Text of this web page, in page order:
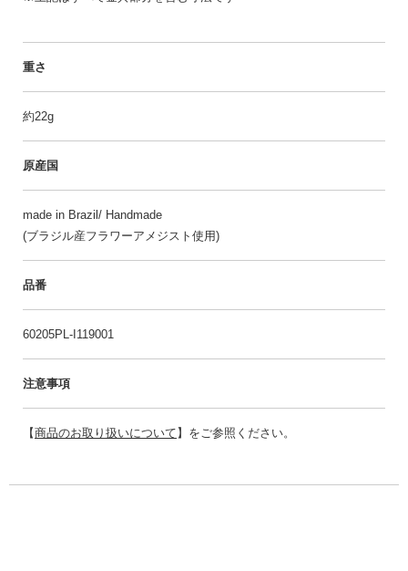
重さ
約22g
原産国
made in Brazil/ Handmade
(ブラジル産フラワーアメジスト使用)
品番
60205PL-I119001
注意事項
【商品のお取り扱いについて 】をご参照ください。